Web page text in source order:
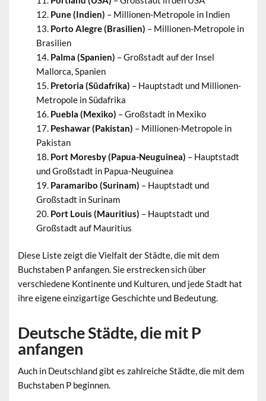
Pune (Indien) – Millionen-Metropole in Indien
Porto Alegre (Brasilien) – Millionen-Metropole in
Brasilien
Palma (Spanien) – Großstadt auf der Insel
Mallorca, Spanien
Pretoria (Südafrika) – Hauptstadt und Millionen-
Metropole in Südafrika
Puebla (Mexiko) – Großstadt in Mexiko
Peshawar (Pakistan) – Millionen-Metropole in
Pakistan
Port Moresby (Papua-Neuguinea) – Hauptstadt
und Großstadt in Papua-Neuguinea
Paramaribo (Surinam) – Hauptstadt und
Großstadt in Surinam
Port Louis (Mauritius) – Hauptstadt und
Großstadt auf Mauritius
Diese Liste zeigt die Vielfalt der Städte, die mit dem
Buchstaben P anfangen. Sie erstrecken sich über
verschiedene Kontinente und Kulturen, und jede Stadt hat
ihre eigene einzigartige Geschichte und Bedeutung.
Deutsche Städte, die mit P
anfangen
Auch in Deutschland gibt es zahlreiche Städte, die mit dem
Buchstaben P beginnen.